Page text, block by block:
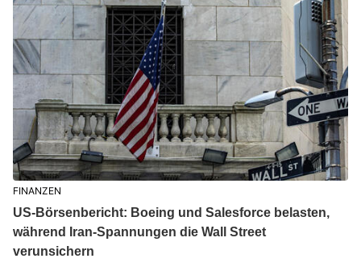
FINANZEN
US-Börsenbericht: Boeing und Salesforce belasten,
während Iran-Spannungen die Wall Street
verunsichern